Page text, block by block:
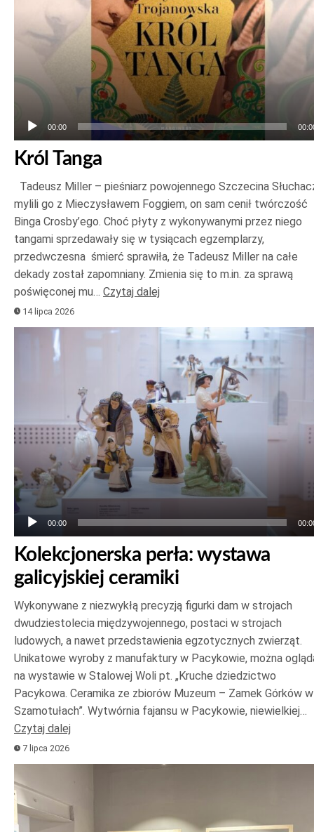
00:00
Król Tanga
Tadeusz Miller – pieśniarz powojennego Szczecina
mylili go z Mieczysławem Foggiem, on sam cenił twórczość
Binga Crosby’ego. Choć płyty z wykonywanymi przez niego
tangami sprzedawały się w tysiącach egzemplarzy,
przedwczesna śmierć sprawiła, że Tadeusz Miller na całe
dekady został zapomniany. Zmienia się to m.in. za sprawą
poświęconej mu… Czytaj dalej
14 lipca 2026
Odtwarzacz
00:00
Kolekcjonerska perła: wystawa
galicyjskiej ceramiki
Wykonywane z niezwykłą precyzją figurki dam w strojach
dwudziestolecia międzywojennego, postaci w strojach
ludowych, a nawet przedstawienia egzotycznych zwierząt.
Unikatowe wyroby z manufaktury w Pacykowie, można
na wystawie w Stalowej Woli pt. „Kruche dziedzictwo
Pacykowa. Ceramika ze zbiorów Muzeum – Zamek Górków w
Szamotułach”. Wytwórnia fajansu w Pacykowie, niewielkiej…
Czytaj dalej
7 lipca 2026
Odtwarzacz
plików
dźwiękowych